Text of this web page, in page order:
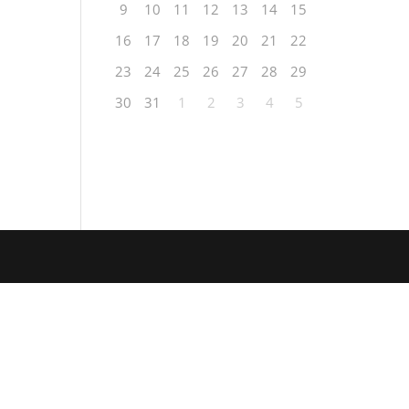
9
10 11 12 13 14
15
16
17 18 19 20 21
22
23
24 25 26 27 28
29
30
31 1 2 3 4 5